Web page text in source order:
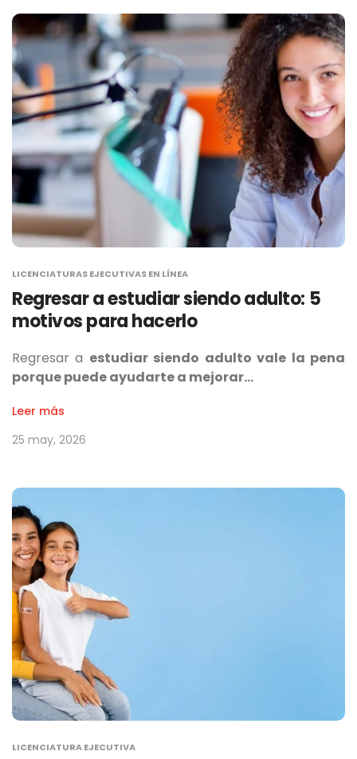
LICENCIATURAS EJECUTIVAS EN LÍNEA
Regresar a estudiar siendo adulto: 5
motivos para hacerlo
Regresar a estudiar siendo adulto vale la pena
porque puede ayudarte a mejorar…
Leer más
25 may, 2026
LICENCIATURA EJECUTIVA